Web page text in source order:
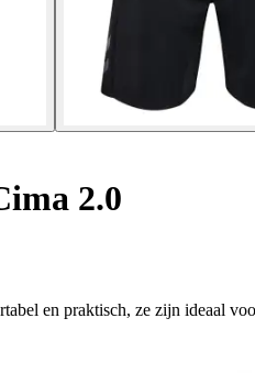
2.0
en praktisch, ze zijn ideaal